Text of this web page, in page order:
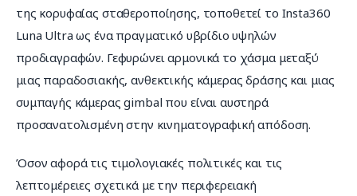
της κορυφαίας σταθεροποίησης, τοποθετεί το Insta360
Luna Ultra ως ένα πραγματικό υβρίδιο υψηλών
προδιαγραφών. Γεφυρώνει αρμονικά το χάσμα μεταξύ
μιας παραδοσιακής, ανθεκτικής κάμερας δράσης και μιας
συμπαγής κάμερας gimbal που είναι αυστηρά
προσανατολισμένη στην κινηματογραφική απόδοση.
Όσον αφορά τις τιμολογιακές πολιτικές και τις
λεπτομέρειες σχετικά με την περιφερειακή